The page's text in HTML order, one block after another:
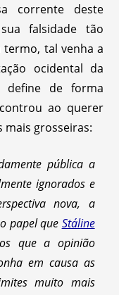
corrente deste
falsidade tão
tal venha a
ocidental da
define de forma
ao querer
mais grosseiras:
pública a
ignorados e
nova, a
papel que Stáline
que a opinião
em causa as
muito mais